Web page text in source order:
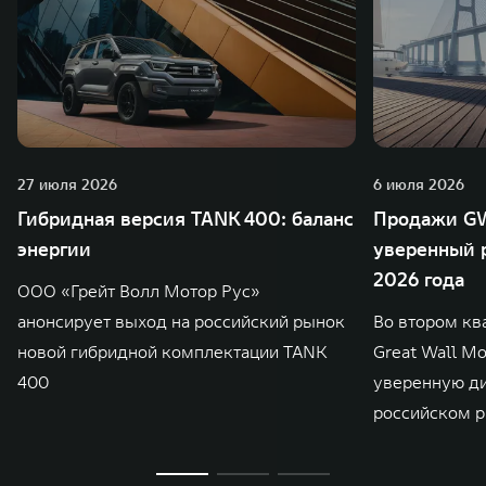
27 июля 2026
Гибридная версия TANK 400: баланс
энергии
ООО «Грейт Волл Мотор Рус»
анонсирует выход на российский рынок
новой гибридной комплектации TANK
400
6 июля 2026
Продажи
уверенный
2026 года
Во втором
Great Wall
уверенную
российском